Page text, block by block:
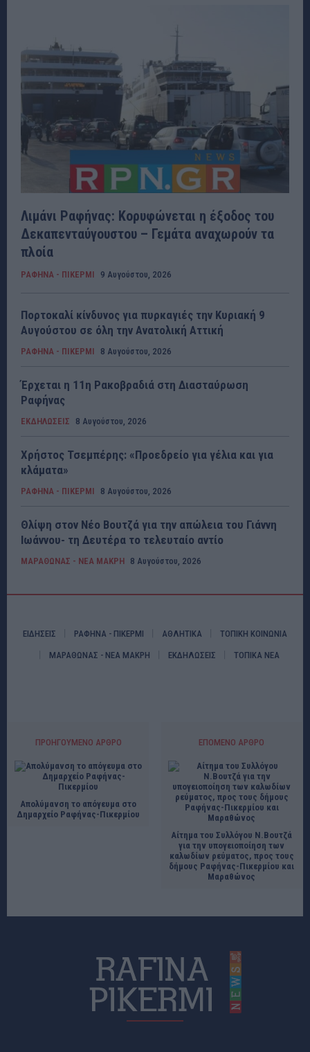
Λιμάνι Ραφήνας: Κορυφώνεται η έξοδος του
Δεκαπενταύγουστου – Γεμάτα αναχωρούν τα
πλοία
ΡΑΦΗΝΑ - ΠΙΚΕΡΜΙ 9 Αυγούστου, 2026
Πορτοκαλί κίνδυνος για πυρκαγιές την Κυριακή 9
Αυγούστου σε όλη την Ανατολική Αττική
ΡΑΦΗΝΑ - ΠΙΚΕΡΜΙ 8 Αυγούστου, 2026
Έρχεται η 11η Ρακοβραδιά στη Διασταύρωση
Ραφήνας
ΕΚΔΗΛΩΣΕΙΣ 8 Αυγούστου, 2026
Χρήστος Τσεμπέρης: «Προεδρείο για γέλια και για
κλάματα»
ΡΑΦΗΝΑ - ΠΙΚΕΡΜΙ 8 Αυγούστου, 2026
Θλίψη στον Νέο Βουτζά για την απώλεια του Γιάννη
Ιωάννου- τη Δευτέρα το τελευταίο αντίο
ΜΑΡΑΘΩΝΑΣ - ΝΕΑ ΜΑΚΡΗ 8 Αυγούστου, 2026
ΕΙΔΗΣΕΙΣ ΡΑΦΗΝΑ - ΠΙΚΕΡΜΙ ΑΘΛΗΤΙΚΑ ΤΟΠΙΚΗ ΚΟΙΝΩΝΙΑ
ΜΑΡΑΘΩΝΑΣ - ΝΕΑ ΜΑΚΡΗ ΕΚΔΗΛΩΣΕΙΣ ΤΟΠΙΚΑ ΝΕΑ
ΠΡΟΗΓΟΎΜΕΝΟ ΆΡΘΡΟ
Απολύμανση το απόγευμα στο
Δημαρχείο Ραφήνας-Πικερμίου
ΕΠΌΜΕΝΟ ΆΡΘΡΟ
Αίτημα του Συλλόγου Ν.Βουτζά
για την υπογειοποίηση των
καλωδίων ρεύματος, προς τους
δήμους Ραφήνας-Πικερμίου και
Μαραθώνος